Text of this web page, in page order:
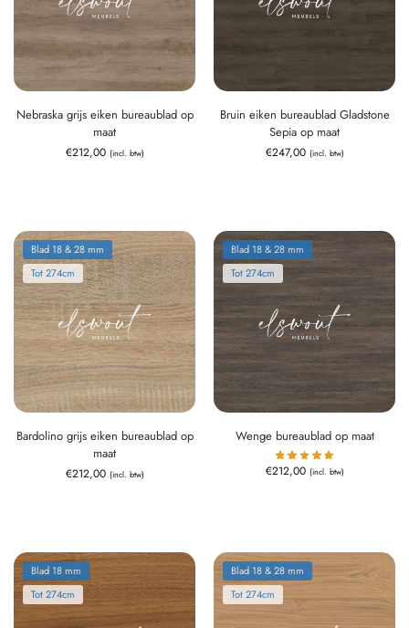
Nebraska grijs eiken bureaublad op
maat
€212,00 (incl. btw)
Bruin eiken bureaublad Gladstone
Sepia op maat
€247,00 (incl. btw)
Blad 18 & 28 mm
Tot 274cm
Bardolino grijs eiken bureaublad op
maat
€212,00 (incl. btw)
Blad 18 & 28 mm
Tot 274cm
Wenge bureaublad op maat
€212,00 (incl. btw)
Blad 18 mm
Tot 274cm
Blad 18 & 28 mm
Tot 274cm